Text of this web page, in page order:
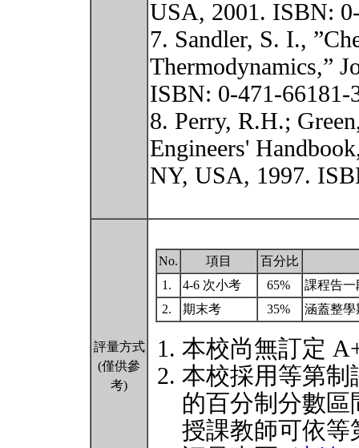
USA, 2001. ISBN:
7. Sandler, S. I.,
Thermodynamics,”
ISBN: 0-471-66181-
8. Perry, R.H.;
Engineers'
NY, USA, 1997.
評量方式
(僅供參
考)
No. 項目
百分比
1.
4-6 次小考 65%
課程告
2.
期末考 35% 涵蓋整
本校尚無訂定
本校採用等第
的百分制分數
授課教師可依